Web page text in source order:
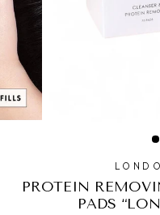
PROTEIN
PADS